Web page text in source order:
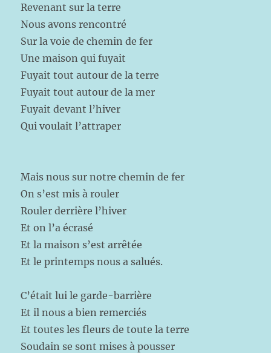
Revenant sur la terre
Nous avons rencontré
Sur la voie de chemin de fer
Une maison qui fuyait
Fuyait tout autour de la terre
Fuyait tout autour de la mer
Fuyait devant l’hiver
Qui voulait l’attraper
Mais nous sur notre chemin de fer
On s’est mis à rouler
Rouler derrière l’hiver
Et on l’a écrasé
Et la maison s’est arrêtée
Et le printemps nous a salués.
C’était lui le garde-barrière
Et il nous a bien remerciés
Et toutes les fleurs de toute la terre
Soudain se sont mises à pousser